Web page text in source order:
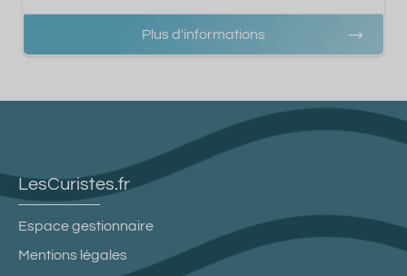
Plus d'informations
LesCuristes.fr
Espace gestionnaire
Mentions légales